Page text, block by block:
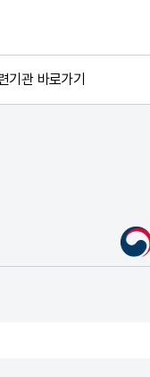
기관 바로가기